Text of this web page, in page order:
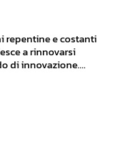
repentine e costanti
a rinnovarsi
di innovazione....